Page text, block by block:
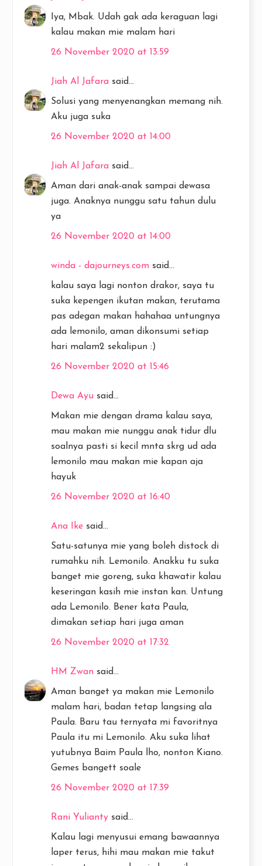
Iya, Mbak. Udah gak ada keraguan lagi
kalau makan mie malam hari
26 November 2020 at 13:59
Jiah Al Jafara said...
Solusi yang menyenangkan memang nih.
Aku juga suka
26 November 2020 at 14:00
Jiah Al Jafara said...
Aman dari anak-anak sampai dewasa
juga. Anaknya nunggu satu tahun dulu
ya
26 November 2020 at 14:00
winda - dajourneys.com said...
kalau saya lagi nonton drakor, saya tu
suka kepengen ikutan makan, terutama
pas adegan makan hahahaa untungnya
ada lemonilo, aman dikonsumi setiap
hari malam2 sekalipun :)
26 November 2020 at 15:46
Dewa Ayu said...
Makan mie dengan drama kalau saya,
mau makan mie nunggu anak tidur dlu
soalnya pasti si kecil mnta skrg ud ada
lemonilo mau makan mie kapan aja
hayuk
26 November 2020 at 16:40
Ana Ike said...
Satu-satunya mie yang boleh distock di
rumahku nih. Lemonilo. Anakku tu suka
banget mie goreng, suka khawatir kalau
keseringan kasih mie instan kan. Untung
ada Lemonilo. Bener kata Paula,
dimakan setiap hari juga aman
26 November 2020 at 17:32
HM Zwan said...
Aman banget ya makan mie Lemonilo
malam hari, badan tetap langsing ala
Paula. Baru tau ternyata mi favoritnya
Paula itu mi Lemonilo. Aku suka lihat
yutubnya Baim Paula lho, nonton Kiano.
Gemes bangett soale
26 November 2020 at 17:39
Rani Yulianty said...
Kalau lagi menyusui emang bawaannya
laper terus, hihi mau makan mie takut